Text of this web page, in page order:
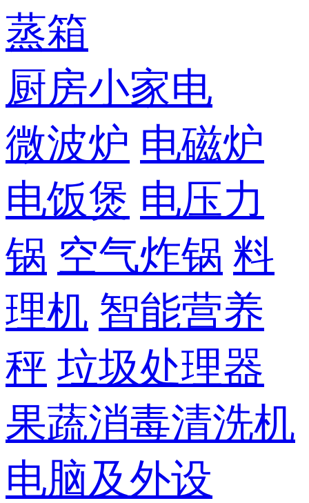
蒸箱
厨房小家电
微波炉 电磁炉
电饭煲 电压力
锅 空气炸锅 料
理机 智能营养
秤 垃圾处理器
果蔬消毒清洗机
电脑及外设